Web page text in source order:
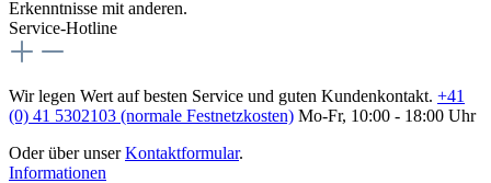
Erkenntnisse mit anderen.
Service-Hotline
Wir legen Wert auf besten Service und guten Kundenkontakt. +41
(0) 41 5302103 (normale Festnetzkosten) Mo-Fr, 10:00 - 18:00 Uhr
Oder über unserKontaktformular.
Informationen